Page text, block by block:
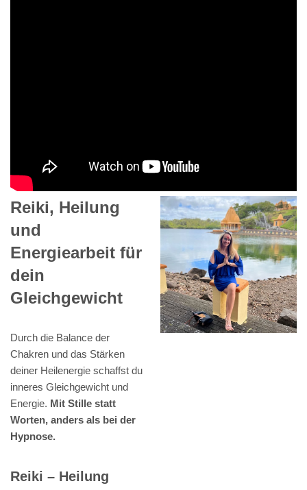
Reiki, Heilung
und
Energiearbeit für
dein
Gleichgewicht
Durch die Balance der
Chakren und das Stärken
deiner Heilenergie schaffst du
inneres Gleichgewicht und
Energie. Mit Stille statt
Worten, anders als bei der
Hypnose.
Reiki – Heilung